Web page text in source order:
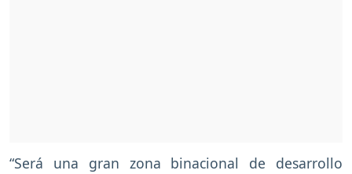
“Será una gran zona binacional de desarrollo